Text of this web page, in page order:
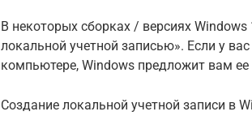
В некоторых сборках / версиях
локальной учетной записью». Если у
компьютере, Windows предложит вам ее
Создание локальной учетной записи в